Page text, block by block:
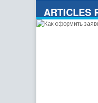
ARTICLES